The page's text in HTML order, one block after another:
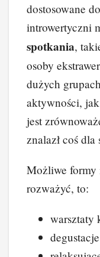
dostosowane
introwertyczni
spotkania,
osoby
dużych
aktywności,
jest
znalazł coś dla
Możliwe formy
rozważyć, to:
warsztaty
degustacje